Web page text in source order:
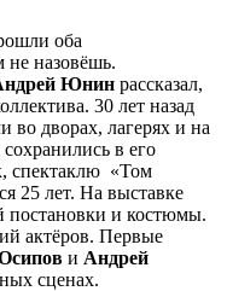
оба
назовёшь.
Юнин рассказал,
30 лет назад
во дворах, лагерях и на
в его
спектаклю «Том
25 лет. На выставке
постановки и костюмы.
актёров. Первые
и Андрей
сценах.